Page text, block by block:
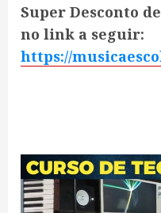
Super Desconto
no link a seguir:
https://